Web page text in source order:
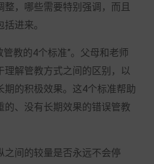
，哪些需要特别强调，而且
进来。
教的4个标准”。父母和老师
理解管教方式之间的区别，以
期的积极效果。这4个标准帮助
的、没有长期效果的错误管教
之间的较量是否永远不会停